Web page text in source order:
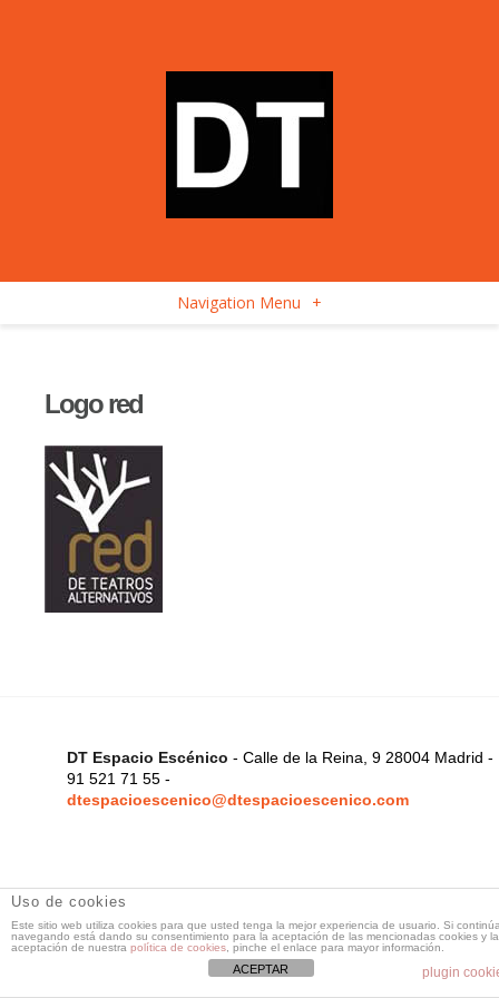
Navigation Menu +
Logo red
DT Espacio Escénico - Calle de la Reina, 9 28004 Madrid -
91 521 71 55 -
dtespacioescenico@dtespacioescenico.com
Uso de cookies
Este sitio web utiliza cookies para que usted tenga la mejor experiencia de usuario. Si
navegando está dando su consentimiento para la aceptación de las mencionadas cookies y la
aceptación de nuestra política de cookies , pinche el enlace para mayor información.
plugin
ACEPTAR